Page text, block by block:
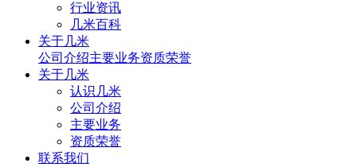
行业资讯
几米百科
关于几米
公司介绍主要业务资质荣誉
关于几米
认识几米
公司介绍
主要业务
资质荣誉
联系我们